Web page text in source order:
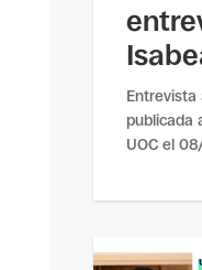
Entrevista
publicada
UOC el